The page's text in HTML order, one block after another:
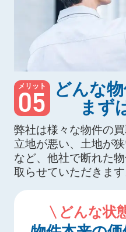
メリット
05
どんな
まず
弊社は様々な物件の
立地が悪い、土地が
など、他社で断れた
取らせていただきます
どんな状